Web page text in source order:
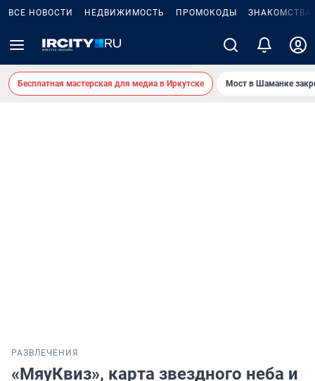
ВСЕ НОВОСТИ НЕДВИЖИМОСТЬ ПРОМОКОДЫ ЗНАКОМСТВА
Бесплатная мастерская для медиа в Иркутске Мост в Шаманке
РАЗВЛЕЧЕНИЯ
«МяуКвиз», карта звездного неба и